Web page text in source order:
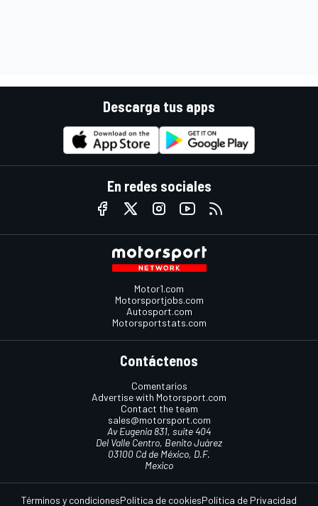
Descarga tus apps
En redes sociales
Motor1.com
Motorsportjobs.com
Autosport.com
Motorsportstats.com
Contáctenos
Comentarios
Advertise with Motorsport.com
Contact the team
sales@motorsport.com
Av Eugenia 831, suite 404
Del Valle Centro, Benito Juárez
03100 Cd de México, D.F.
Mexico
Términos y condicionesPolítica de cookiesPolítica de Privacidad